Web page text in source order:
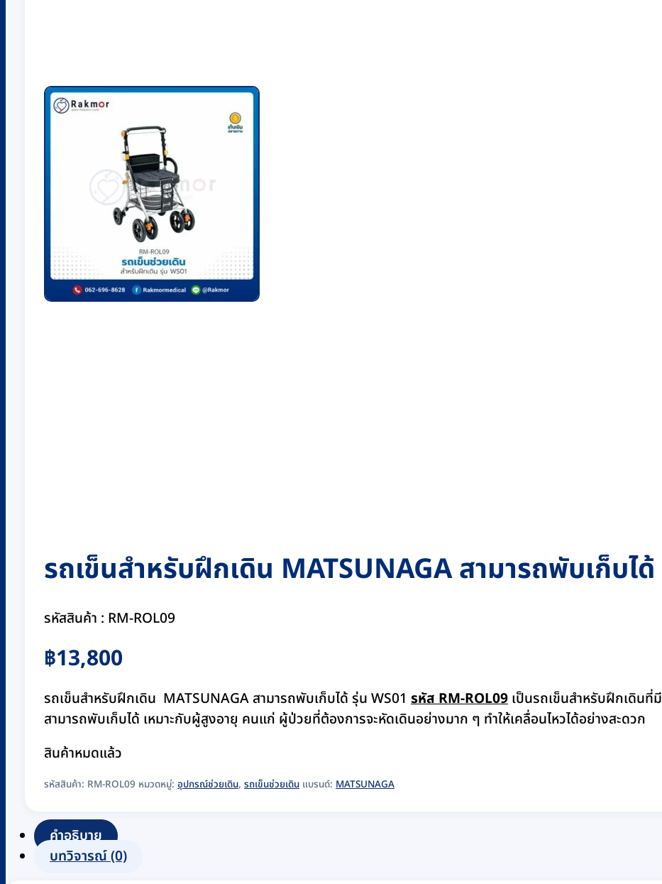
รถเข็นสำหรับฝึกเดิน MATSUNAGA สามารถพับเก็บได้
รหัสสินค้า : RM-ROL09
฿13,800
รถเข็นสำหรับฝึกเดิน MATSUNAGA สามารถพับเก็บได้ รุ่น WS01 รหัส RM-ROL09 เป็นรถเข็นสำหรับฝึกเดินที่
สามารถพับเก็บได้ เหมาะกับผู้สูงอายุ คนแก่ ผู้ป่วยที่ต้องการจะหัดเดินอย่างมาก ๆ ทำให้เคลื่อนไหวได้อย่างสะดวก
สินค้าหมดแล้ว
รหัสสินค้า: RM-ROL09 หมวดหมู่: อุปกรณ์ช่วยเดิน, รถเข็นช่วยเดิน แบรนด์: MATSUNAGA
คำอธิบาย
บทวิจารณ์ (0)